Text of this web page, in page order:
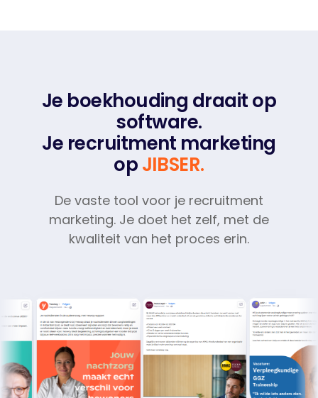
Je boekhouding draait op
software.
Je recruitment marketing
opJIBSER.
De vaste tool voor je recruitment
marketing. Je doet het zelf, met de
kwaliteit van het proces erin.